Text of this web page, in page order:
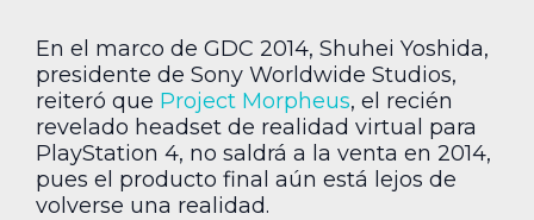
En el marco de GDC 2014, Shuhei Yoshida,
presidente de Sony Worldwide Studios,
reiteró que Project Morpheus, el recién
revelado headset de realidad virtual para
PlayStation 4, no saldrá a la venta en 2014,
pues el producto final aún está lejos de
volverse una realidad.